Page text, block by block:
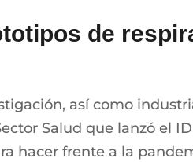
de
así como
Salud que lanzó el
hacer frente a la